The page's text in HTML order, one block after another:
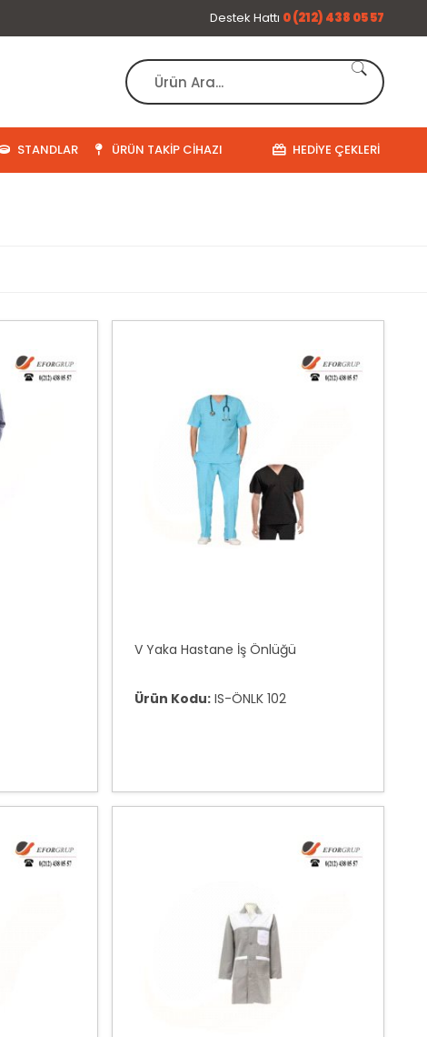
Destek Hattı 0 (212) 438 05 57
HEDIYE ÇEKLERI
STANDLAR ÜRÜN TAKIP CIHAZI
V Yaka Hastane İş Önlüğü
Ürün Kodu:IS-ÖNLK 102